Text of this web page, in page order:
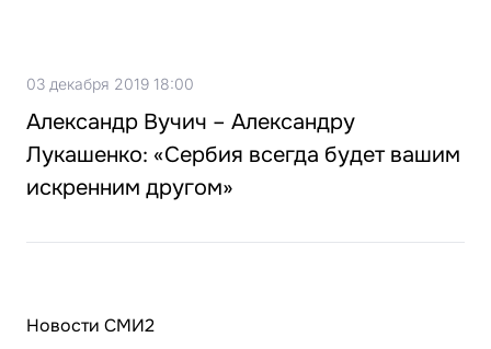
03 декабря 2019 18:00
Александр Вучич – Александру
Лукашенко: «Сербия всегда будет вашим
искренним другом»
Новости СМИ2